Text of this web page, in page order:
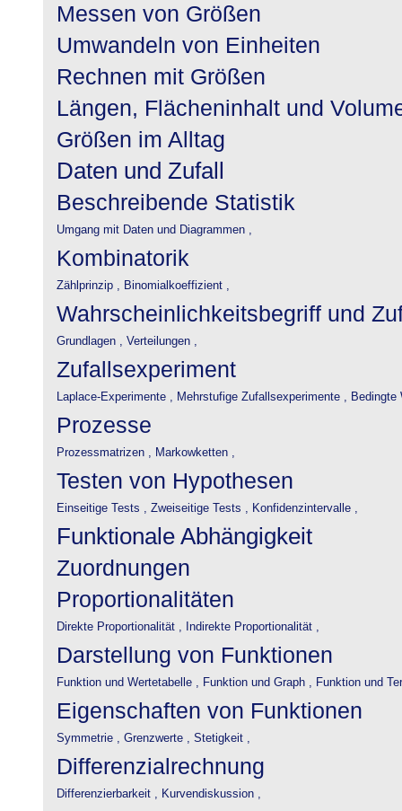
Messen von Größen
Umwandeln von Einheiten
Rechnen mit Größen
Längen, Flächeninhalt und
Größen im Alltag
Daten und Zufall
Beschreibende Statistik
Umgang mit Daten und Diagrammen ,
Kombinatorik
Zählprinzip , Binomialkoeffizient ,
Wahrscheinlichkeitsbegriff und
Grundlagen , Verteilungen ,
Zufallsexperiment
Laplace-Experimente , Mehrstufige Zufallsexperimente , Bedingte
Prozesse
Prozessmatrizen , Markowketten ,
Testen von Hypothesen
Einseitige Tests , Zweiseitige Tests , Konfidenzintervalle ,
Funktionale Abhängigkeit
Zuordnungen
Proportionalitäten
Direkte Proportionalität , Indirekte Proportionalität ,
Darstellung von Funktionen
Funktion und Wertetabelle , Funktion und Graph , Funktion und
Eigenschaften von Funktionen
Symmetrie , Grenzwerte , Stetigkeit ,
Differenzialrechnung
Differenzierbarkeit , Kurvendiskussion ,